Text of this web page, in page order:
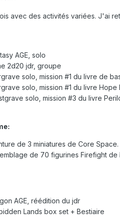
avec des activités variées. J'ai
AGE, solo
2d20 jdr, groupe
solo, mission #1 du livre de
solo, mission #1 du livre Hope
solo, mission #3 du livre
de 3 miniatures de Core Space.
de 70 figurines Firefight de
AGE, réédition du jdr
Lands box set + Bestiaire